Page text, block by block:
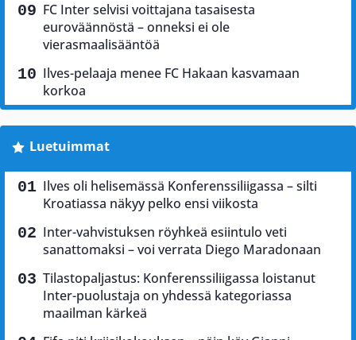
FC Inter selvisi voittajana tasaisesta
euroväännöstä – onneksi ei ole
vierasmaalisääntöä
Ilves-pelaaja menee FC Hakaan kasvamaan
korkoa
Luetuimmat
Ilves oli helisemässä Konferenssiliigassa – silti
Kroatiassa näkyy pelko ensi viikosta
Inter-vahvistuksen röyhkeä esiintulo veti
sanattomaksi – voi verrata Diego Maradonaan
Tilastopaljastus: Konferenssiliigassa loistanut
Inter-puolustaja on yhdessä kategoriassa
maailman kärkeä